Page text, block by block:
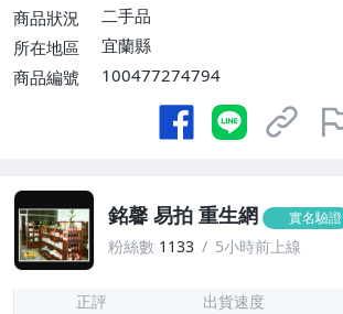
商品狀況
二手品
所在地區
宜蘭縣
商品編號
100477274794
銘馨 易拍 重生網 實名驗證
粉絲數 1133 5小時前上線
正評 出貨速度